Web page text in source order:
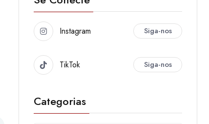
Instagram Siga-nos
TikTok Siga-nos
Categorias